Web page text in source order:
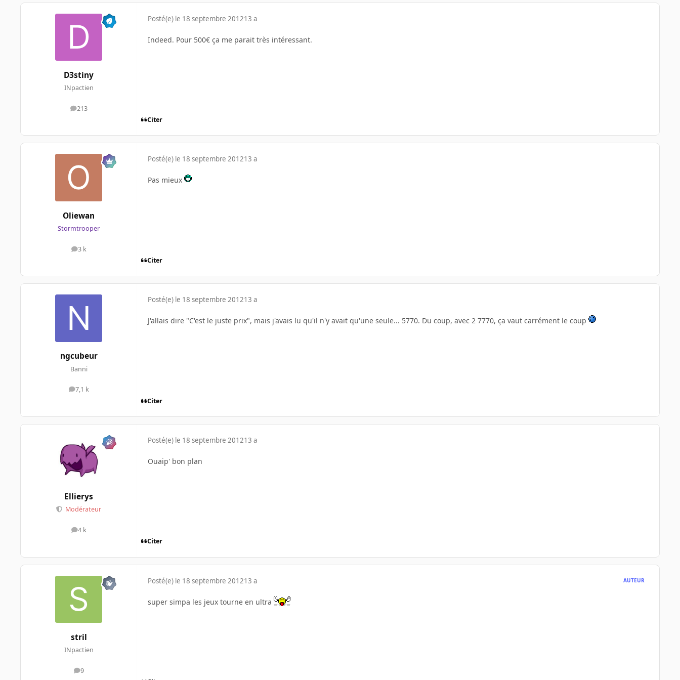
D3stiny
INpactien
213
messages
Posté(e) le 18 septembre 201213 a
Indeed. Pour 500€ ça me parait très intéressant.
Citer
Oliewan
Stormtrooper
3 k
messages
Posté(e) le 18 septembre 201213 a
Pas mieux
Citer
ngcubeur
Banni
7,1 k
messages
Posté(e) le 18 septembre 201213 a
J'allais dire "C'est le juste prix", mais j'avais lu qu'il n'y avait qu'une seule... 5770. Du coup, avec 2 7770, ça vaut carrément le coup
Citer
Ellierys
Modérateur
4 k
messages
Posté(e) le 18 septembre 201213 a
Ouaip' bon plan
Citer
stril
INpactien
9
messages
Posté(e) le 18 septembre 201213 a AUTEUR
super simpa les jeux tourne en ultra